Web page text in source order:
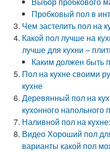
Пробковый пол в
Чем застелить пол на
Какой пол лучше на
лучше для кухни –
Каким должен быть
Пол на кухне своими
кухне
Деревянный пол на
кухонного напольного
Наливной пол на
Видео Хороший пол
варианты какой пол